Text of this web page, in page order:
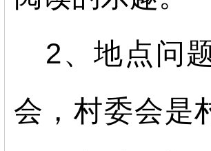
2、地点问
会，村委会是